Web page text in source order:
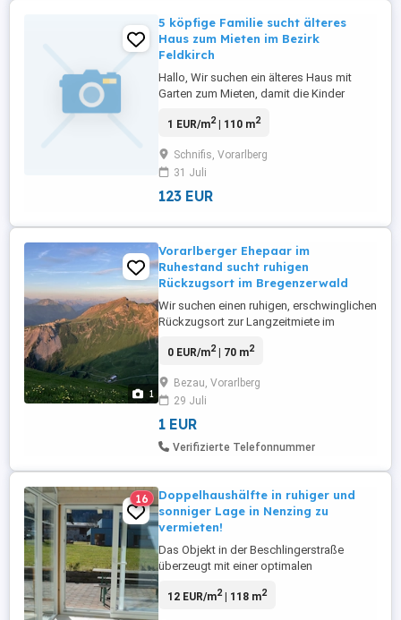
5 köpfige Familie sucht älteres
Haus zum Mieten im Bezirk
Feldkirch
Hallo, Wir suchen ein älteres Haus mit
Garten zum Mieten, damit die Kinder
eine Antwort! Liebe Grüße
1 EUR/m2| 110 m2
Schnifis, Vorarlberg
31 Juli
123 EUR
1
Vorarlberger Ehepaar im
Ruhestand sucht ruhigen
Rückzugsort im Bregenzerwald
Wir suchen einen ruhigen, erschwinglichen
Rückzugsort zur Langzeitmiete im
Ferienwohnung oder Ferienhaus, ruhig
0 EUR/m2| 70 m2
Bezau, Vorarlberg
29 Juli
1 EUR
Verifizierte Telefonnummer
16
Doppelhaushälfte in ruhiger und
sonniger Lage in Nenzing zu
vermieten!
Das Objekt in der Beschlingerstraße
überzeugt mit einer optimalen
der zentralen Lage. Gesamtnutzfläche ca.
12 EUR/m2| 118 m2